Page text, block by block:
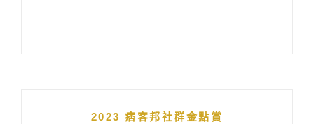
2023 痞客邦社群金點賞